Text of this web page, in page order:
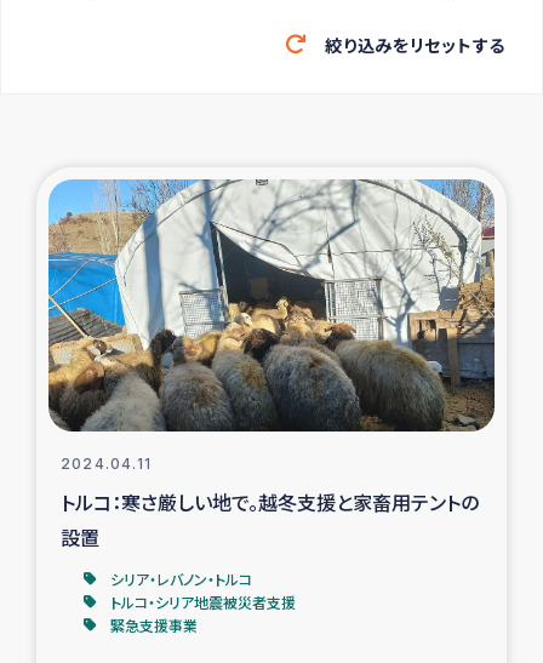
緊急救援の時代
東ティモール豪雨緊急支援
大雨による洪水被災者支援
カカオ生産者支援事業
シリア国内避難民・帰還民の生活再建支援
トルコにおけるシリア難民支援事業
インドネシア中部 スラウェシの地震・津波被災者支援
スリランカ ジャフナ県干物事業
絞り込みをリセットする
2024.04.11
トルコ：寒さ厳しい地で。越冬支援と家畜用テントの
設置
シリア・レバノン・トルコ
トルコ・シリア地震被災者支援
緊急支援事業